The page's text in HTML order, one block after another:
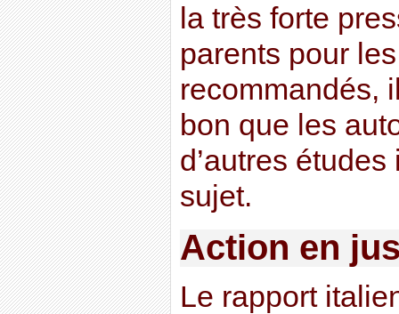
la très forte
parents pour
recommandés,
bon que les
d’autres
sujet.
Action en
Le rapport